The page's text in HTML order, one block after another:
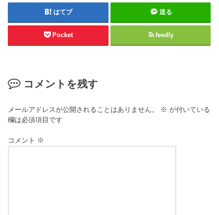
はてブ 送る
Pocket feedly
コメントを残す
メールアドレスが公開されることはありません。 ※ が付いている
欄は必須項目です
コメント ※